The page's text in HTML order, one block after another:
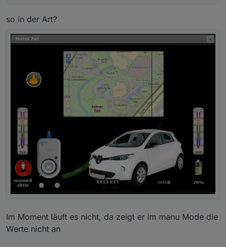
so in der Art?
Im Moment läuft es nicht, da zeigt er im manu Mode die
Werte nicht an